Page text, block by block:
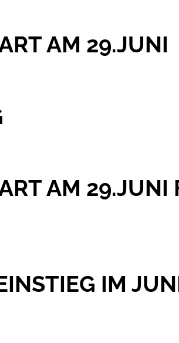
AM 29.JUNI
AM 29.JUNI
IM